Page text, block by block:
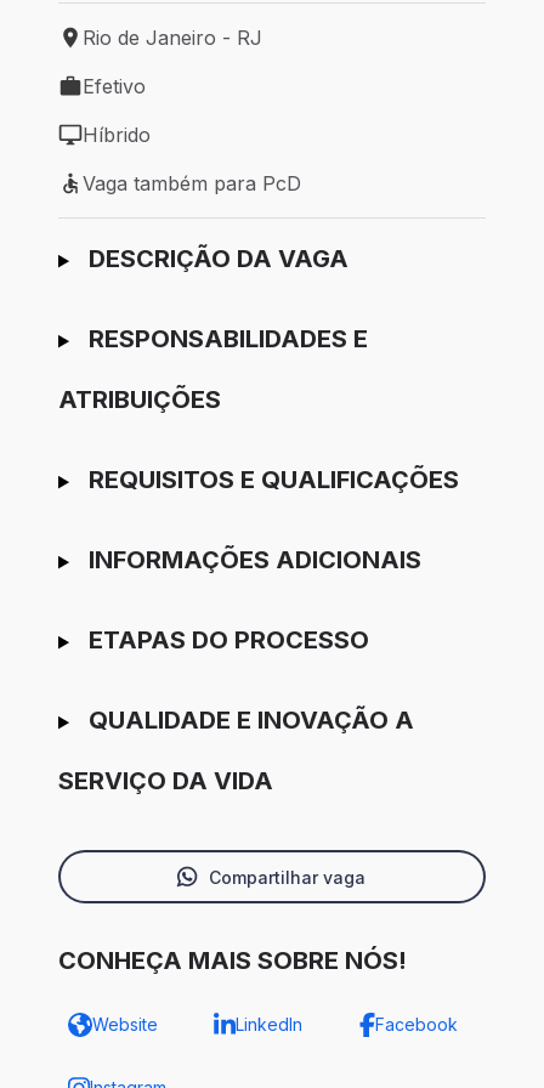
Local de trabalho: Rio de Janeiro - RJ
Rio de Janeiro - RJ
Tipo de vaga: Efetivo
Efetivo
Modelo de trabalho: Híbrido
Híbrido
Vaga também para PcD
Vaga também para PcD
Ir para candidatura
DESCRIÇÃO DA VAGA
RESPONSABILIDADES E
ATRIBUIÇÕES
REQUISITOS E QUALIFICAÇÕES
INFORMAÇÕES ADICIONAIS
ETAPAS DO PROCESSO
QUALIDADE E INOVAÇÃO A
SERVIÇO DA VIDA
Compartilhar vaga
CONHEÇA MAIS SOBRE NÓS!
Website LinkedIn Facebook